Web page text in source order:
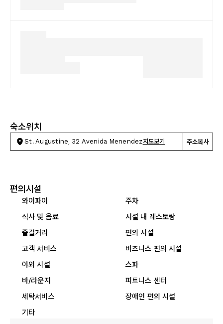
숙소위치
St. Augustine, 32 Avenida Menendez지도보기 주소복사
편의시설
와이파이
주차
식사 및 음료
시설 내 레스토랑
즐길거리
편의 시설
고객 서비스
비즈니스 편의 시설
야외 시설
스파
바/라운지
피트니스 센터
세탁서비스
장애인 편의 시설
기타